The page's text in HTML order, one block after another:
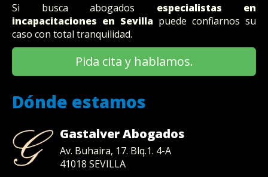
Si busca abogados especialistas en
incapacitaciones en Sevilla puede confiarnos su
caso con total tranquilidad.
Pida cita y hablamos.
Dónde estamos
Gastalver Abogados
Av. Buhaira, 17. Blq.1. 4-A
41018 SEVILLA